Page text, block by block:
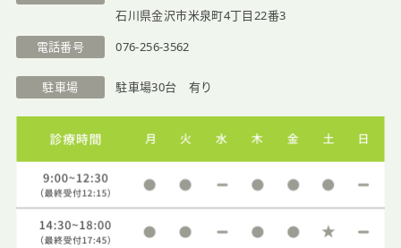
石川県金沢市米泉町4丁目22番3
電話番号
076-256-3562
駐車場 駐車場30台 有り